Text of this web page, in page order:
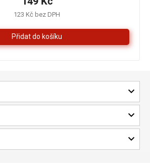
4,3
z
5
hvězdiček.
123 Kč bez DPH